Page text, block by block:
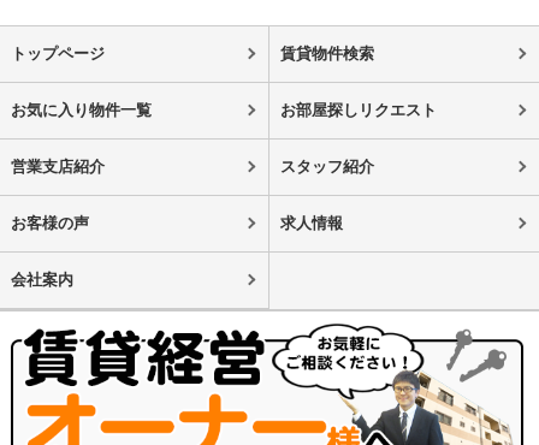
トップページ 賃貸物件検索
お気に入り物件一覧 お部屋探しリクエスト
営業支店紹介 スタッフ紹介
お客様の声 求人情報
会社案内